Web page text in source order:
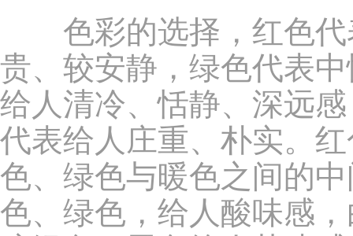
色彩的选择，红色代
贵、较安静，绿色代表
给人清冷、恬静、深远
代表给人庄重、朴实。
色、绿色与暖色之间的
色、绿色，给人酸味感